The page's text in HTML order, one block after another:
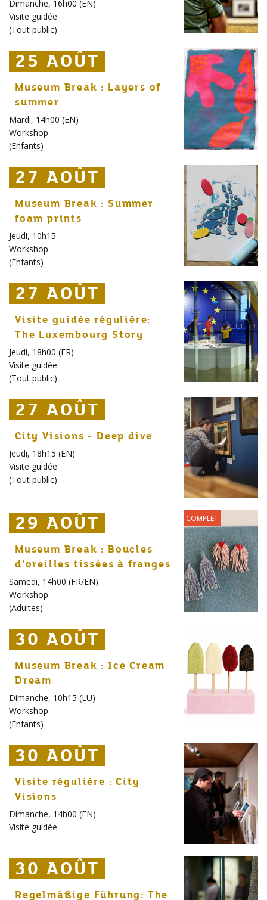
Dimanche, 16h00 (EN)
Visite guidée
(Tout public)
25 AOÛT
25 AOÛT
25 AOÛT
Museum Break : Layers of
summer
Mardi, 14h00 (EN)
Workshop
(Enfants)
27 AOÛT
27 AOÛT
27 AOÛT
Museum Break : Summer
foam prints
Jeudi, 10h15
Workshop
(Enfants)
27 AOÛT
27 AOÛT
27 AOÛT
Visite guidée régulière:
The Luxembourg Story
Jeudi, 18h00 (FR)
Visite guidée
(Tout public)
27 AOÛT
27 AOÛT
27 AOÛT
City Visions - Deep dive
Jeudi, 18h15 (EN)
Visite guidée
(Tout public)
29 AOÛT
29 AOÛT
29 AOÛT COMPLET
Museum Break : Boucles
d’oreilles tissées à franges
Samedi, 14h00 (FR/EN)
Workshop
(Adultes)
30 AOÛT
30 AOÛT
30 AOÛT
Museum Break : Ice Cream
Dream
Dimanche, 10h15 (LU)
Workshop
(Enfants)
30 AOÛT
30 AOÛT
30 AOÛT
Visite régulière : City
Visions
Dimanche, 14h00 (EN)
Visite guidée
30 AOÛT
30 AOÛT
30 AOÛT
Regelmäßige Führung: The